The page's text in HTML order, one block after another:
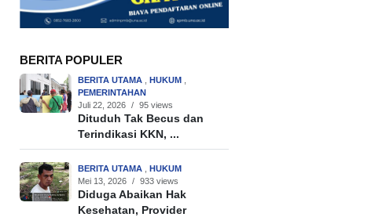
BERITA POPULER
BERITA UTAMA , HUKUM ,
PEMERINTAHAN
Juli 22, 2026
/ 95 views
Dituduh Tak Becus dan
Terindikasi KKN, ...
BERITA UTAMA , HUKUM
Mei 13, 2026
/ 933 views
Diduga Abaikan Hak
Kesehatan, Provider